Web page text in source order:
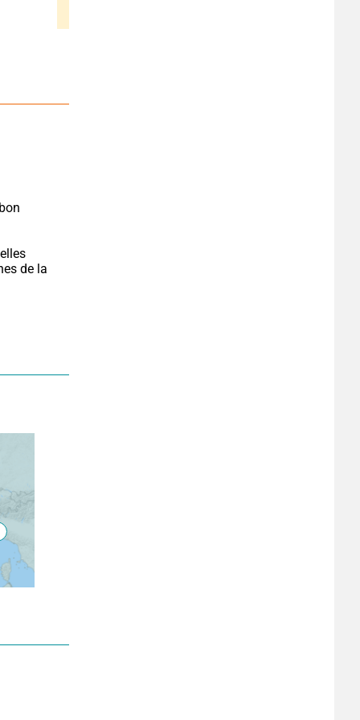
de la